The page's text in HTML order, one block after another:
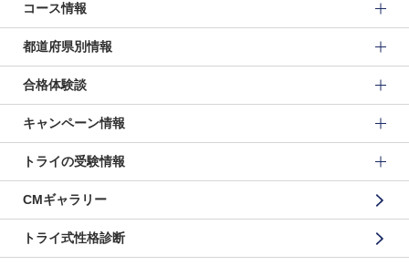
コース情報
都道府県別情報
合格体験談
キャンペーン情報
トライの受験情報
CMギャラリー
トライ式性格診断